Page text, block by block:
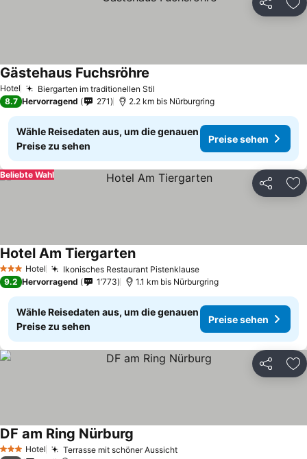
Teilen
Hotel Biergarten im traditionellen Stil
Gästehaus Fuchsröhre
8.7 Hervorragend 271 2.2 km bis Nürburgring
Wähle Reisedaten aus, um die genauen
Preise zu sehen
Preise sehen
Teilen
Beliebte Wahl
3 SterneHotel Ikonisches Restaurant Pistenklause
Hotel Am Tiergarten
9.2 Hervorragend 1’773 1.1 km bis Nürburgring
Wähle Reisedaten aus, um die genauen
Preise zu sehen
Preise sehen
Teilen
3 SterneHotel Terrasse mit schöner Aussicht
DF am Ring Nürburg